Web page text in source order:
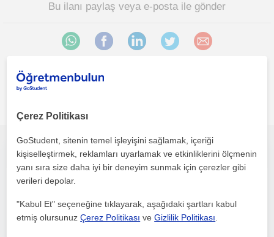
Bu ilanı paylaş veya e-posta ile gönder
Yıldız Teknik Üniversitesi sertifikalı Türkçe öğretmeninden online ve Ankara'da her yaştan yabancıya ve öğrencilere nitelikli ders
Ankara Sehri
Çerez Politikası
GoStudent, sitenin temel işleyişini sağlamak, içeriği
kişiselleştirmek, reklamları uyarlamak ve etkinliklerini ölçmenin
yanı sıra size daha iyi bir deneyim sunmak için çerezler gibi
verileri depolar.
"Kabul Et" seçeneğine tıklayarak, aşağıdaki şartları kabul
etmiş olursunuzÇerez Politikası veGizlilik Politikası